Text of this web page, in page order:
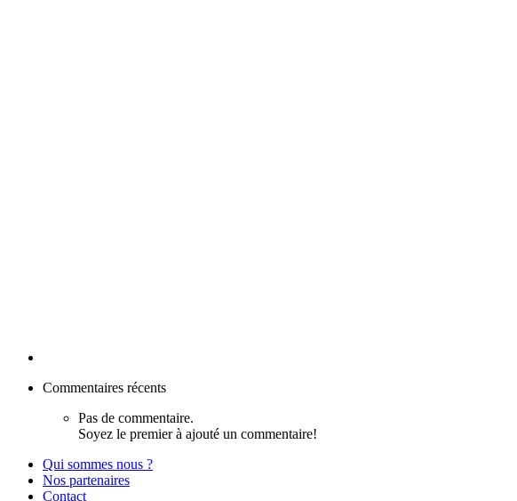
Commentaires récents
Pas de commentaire.
Soyez le premier à ajouté un commentaire!
Qui sommes nous ?
Nos partenaires
Contact